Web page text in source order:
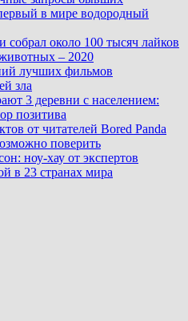
в мире водородный
около 100 тысяч лайков
– 2020
лучших фильмов
зла
3 деревни с населением:
позитива
от читателей Bored Panda
поверить
ноу-хау от экспертов
в 23 странах мира